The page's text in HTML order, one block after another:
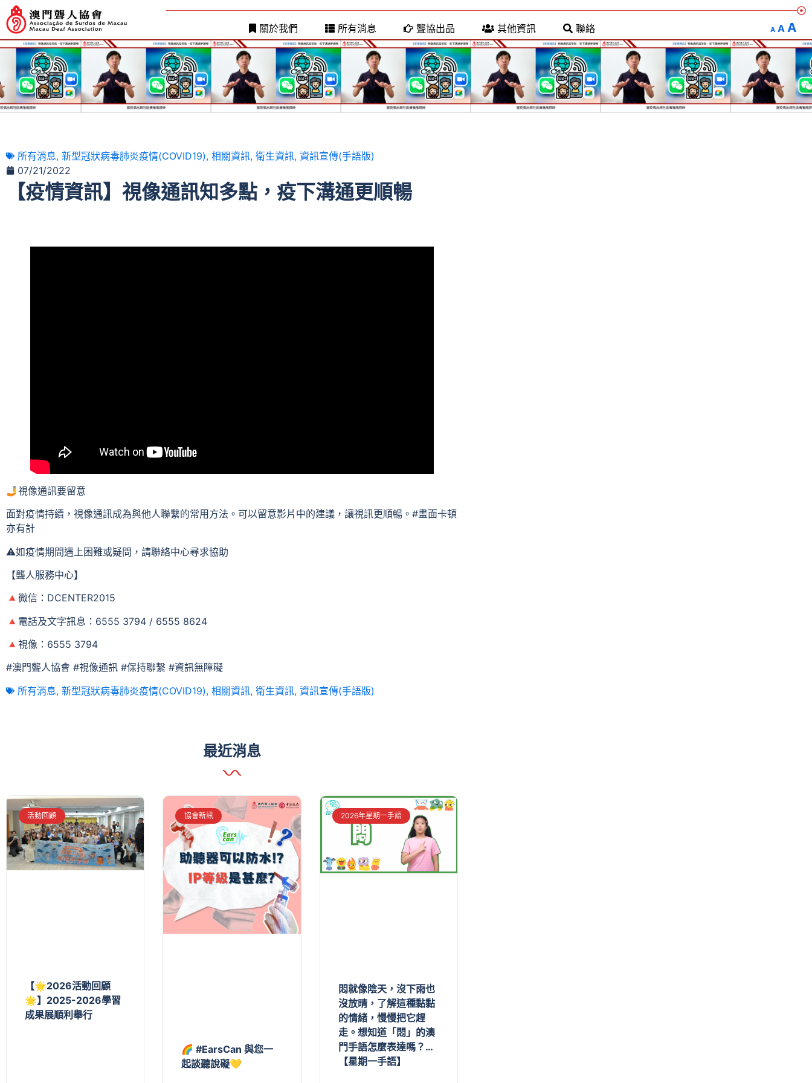
關於我們 所有消息 聾協出品 其他資訊 聯絡 A A A
所有消息, 新型冠狀病毒肺炎疫情(COVID19), 相關資訊, 衛生資訊, 資訊宣傳(手語版)
07/21/2022
【疫情資訊】視像通訊知多點，疫下溝通更順暢
🤳視像通訊要留意
面對疫情持續，視像通訊成為與他人聯繫的常用方法。可以留意影片中的建議，讓視訊更順暢。#畫面卡頓
亦有計
⚠️如疫情期間遇上困難或疑問，請聯絡中心尋求協助
【聾人服務中心】
🔺微信：DCENTER2015
🔺電話及文字訊息：6555 3794 / 6555 8624
🔺視像：6555 3794
#澳門聾人協會 #視像通訊 #保持聯繫 #資訊無障礙
所有消息, 新型冠狀病毒肺炎疫情(COVID19), 相關資訊, 衛生資訊, 資訊宣傳(手語版)
最近消息
活動回顧
【🌟2026活動回顧
🌟】2025-2026學習
成果展順利舉行
協會新訊
🌈 #EarsCan 與您一
起談聽說礙💛
2026年星期一手語
悶就像陰天，沒下雨也
沒放晴，了解這種黏黏
的情緒，慢慢把它趕
走。想知道「悶」的澳
門手語怎麼表達嗎？…
【星期一手語】